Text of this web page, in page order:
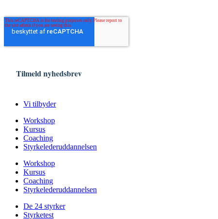
Vi tilbyder
Workshop
Kursus
Coaching
Styrkelederuddannelsen
Workshop
Kursus
Coaching
Styrkelederuddannelsen
De 24 styrker
Styrketest